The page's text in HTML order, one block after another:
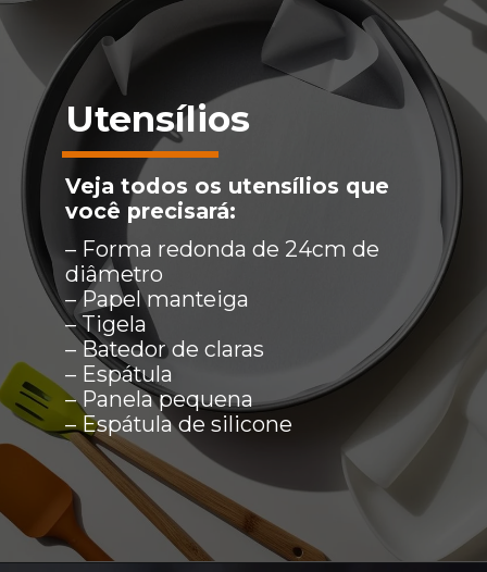
Veja todos os utensílios que
você precisará:
Utensílios
– Forma redonda de 24cm de
diâmetro
– Papel manteiga
– Tigela
– Batedor de claras
– Espátula
– Panela pequena
– Espátula de silicone